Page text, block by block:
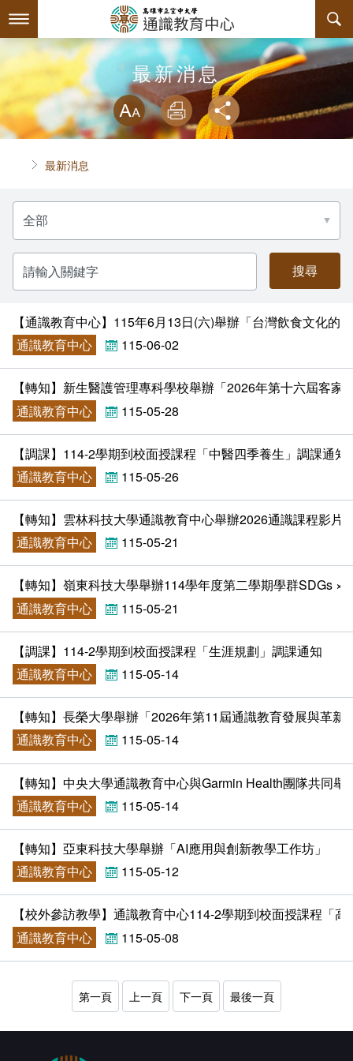
到
要
內
容
最新消息
系所簡介
關於中心
中心主任介紹
諮詢信箱
聯絡資訊
評鑑專區
內部自我評鑑專區
外部自我評鑑專區
師資陣容
課程規劃
授課大綱
教材資訊
課程列表
課程地圖
課程地圖主頁
互動服務
檔案下載
相關連結
活動花絮
回空大首頁
最新消息
略過字型切
放大
列印
首頁最新消息
分
類
名
稱
請
輸
入
關
字【通識教育中心】115年6月13日(六)舉辦「台灣飲食文化的
通識教育中心
115-06-02
【轉知】新生醫護管理專科學校舉辦「2026年第十六屆客家
通識教育中心
115-05-28
【調課】114-2學期到校面授課程「中醫四季養生」調課通知
通識教育中心
115-05-26
【轉知】雲林科技大學通識教育中心舉辦2026通識課程影片
通識教育中心
115-05-21
【轉知】嶺東科技大學舉辦114學年度第二學期學群SDGs
通識教育中心
115-05-21
【調課】114-2學期到校面授課程「生涯規劃」調課通知
通識教育中心
115-05-14
【轉知】長榮大學舉辦「2026年第11屆通識教育發展與革新
通識教育中心
115-05-14
【轉知】中央大學通識教育中心與Garmin Health團隊共同
通識教育中心
115-05-14
【轉知】亞東科技大學舉辦「AI應用與創新教學工作坊」
通識教育中心
115-05-12
【校外參訪教學】通識教育中心114-2學期到校面授課程「
通識教育中心
115-05-08
第一頁 上一頁 下一頁 最後一頁